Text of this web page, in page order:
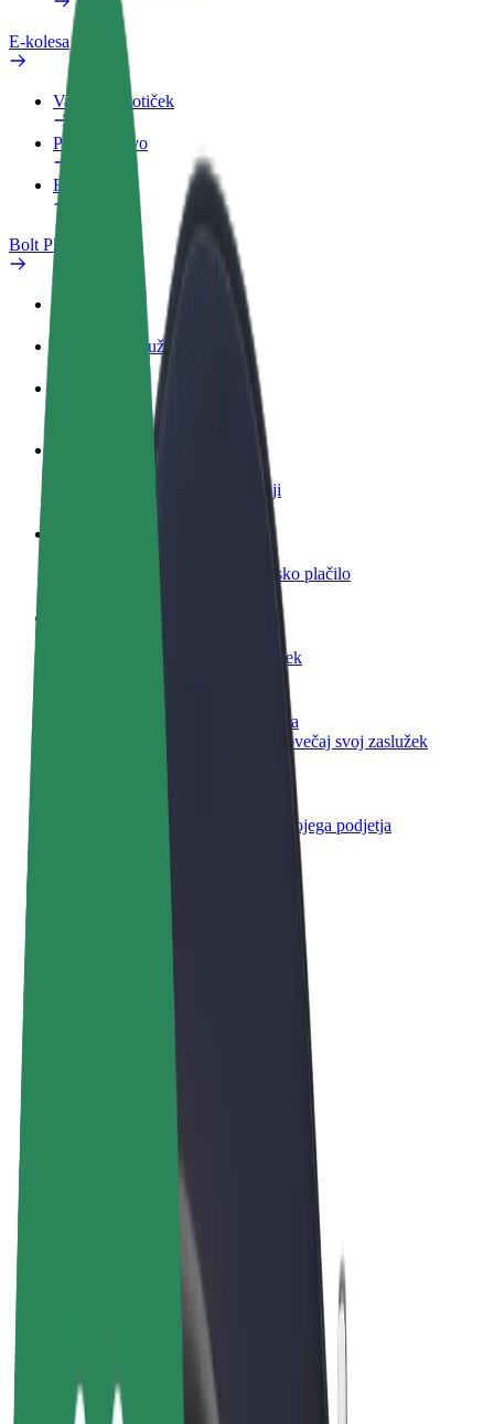
E-kolesa
Varnostni kotiček
Prijavi težavo
FAQ
Bolt Plus
Kako se pridružiti
Postani voznik
Zasluži denar pod svojimi pogoji
Dostavljaj hrano in prejmi tedensko plačilo
Dosezi več strank in zvišaj zaslužek
Prijavi se kot lastnik voznega parka
Dodaj svoj vozni park v Bolt in povečaj svoj zaslužek
Boltovi izdelki in storitve za rast tvojega podjetja
E-kolesa